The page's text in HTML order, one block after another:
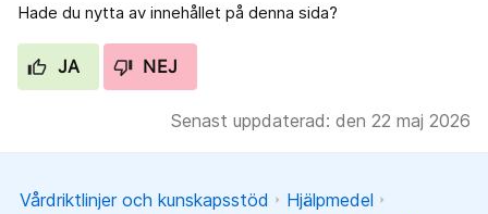
Hade du nytta av innehållet på denna sida?
JA NEJ
Senast uppdaterad: den 22 maj 2026
Vårdriktlinjer och kunskapsstöd
Hjälpmedel